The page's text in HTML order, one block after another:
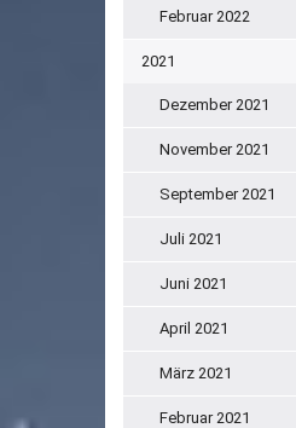
Februar 2022
2021
Dezember 2021
November 2021
September 2021
Juli 2021
Juni 2021
April 2021
März 2021
Februar 2021